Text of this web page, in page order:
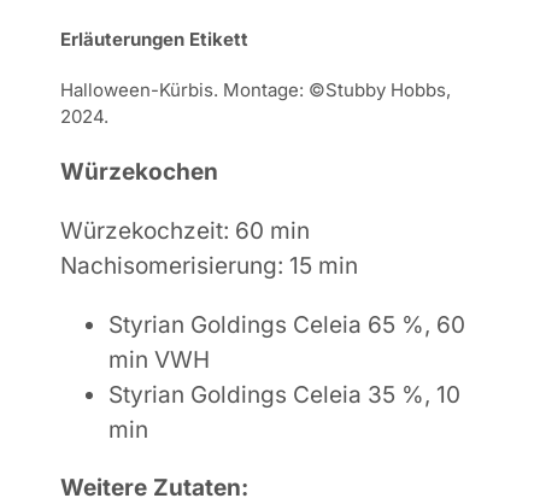
Erläuterungen Etikett
Halloween-Kürbis. Montage: ©Stubby Hobbs,
2024.
Würzekochen
Würzekochzeit: 60 min
Nachisomerisierung: 15 min
Styrian Goldings Celeia 65 %, 60
min VWH
Styrian Goldings Celeia 35 %, 10
min
Weitere Zutaten: